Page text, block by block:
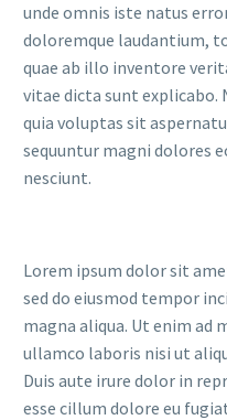
unde omnis iste natus
doloremque laudantium,
quae ab illo inventore
vitae dicta sunt
quia voluptas sit
sequuntur magni dolores
nesciunt.
Lorem ipsum dolor sit
sed do eiusmod tempor
magna aliqua. Ut enim ad
ullamco laboris nisi ut
Duis aute irure dolor in
esse cillum dolore eu